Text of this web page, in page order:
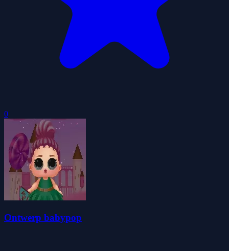
0
Ontwerp babypop